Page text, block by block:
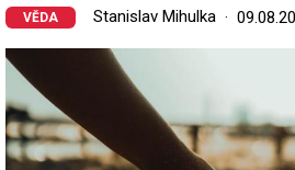
VĚDA Stanislav Mihulka
Image